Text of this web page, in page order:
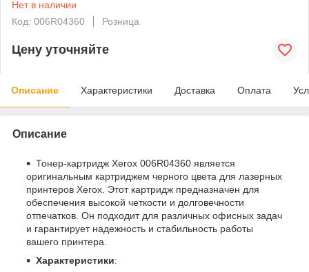
Нет в наличии
Код: 006R04360
Розница
Цену уточняйте
Описание Характеристики Доставка Оплата
Описание
Тонер-картридж Xerox 006R04360 является
оригинальным картриджем черного цвета для лазерных
принтеров Xerox. Этот картридж предназначен для
обеспечения высокой четкости и долговечности
отпечатков. Он подходит для различных офисных задач
и гарантирует надежность и стабильность работы
вашего принтера.
Характеристики: